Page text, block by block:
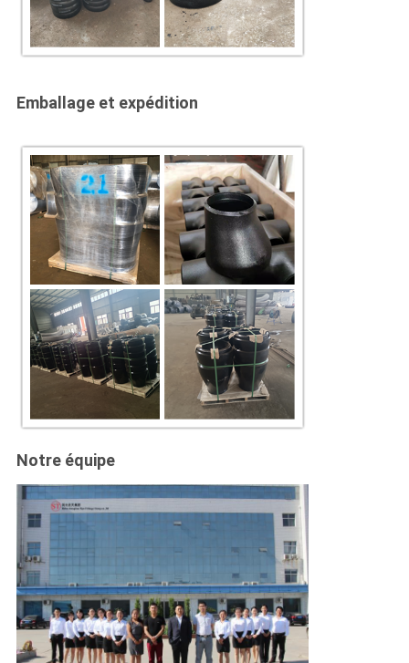
Emballage et expédition
Notre équipe